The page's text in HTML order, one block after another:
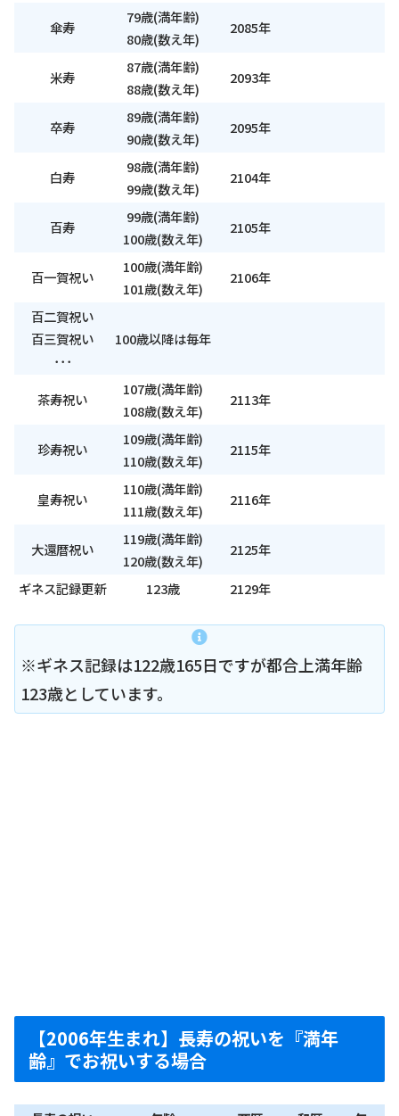
傘寿
79歳(満年齢)
80歳(数え年)
2085年
米寿
87歳(満年齢)
88歳(数え年)
2093年
卒寿
89歳(満年齢)
90歳(数え年)
2095年
白寿
98歳(満年齢)
99歳(数え年)
2104年
百寿
99歳(満年齢)
100歳(数え年)
2105年
百一賀祝い
100歳(満年齢)
101歳(数え年)
2106年
百二賀祝い
百三賀祝い
･･･
100歳以降は毎年
茶寿祝い
107歳(満年齢)
108歳(数え年)
2113年
珍寿祝い
109歳(満年齢)
110歳(数え年)
2115年
皇寿祝い
110歳(満年齢)
111歳(数え年)
2116年
大還暦祝い
119歳(満年齢)
120歳(数え年)
2125年
ギネス記録更新 123歳 2129年
※ギネス記録は122歳165日ですが都合上満年齢
123歳としています。
【2006年生まれ】長寿の祝いを『満年
齢』でお祝いする場合